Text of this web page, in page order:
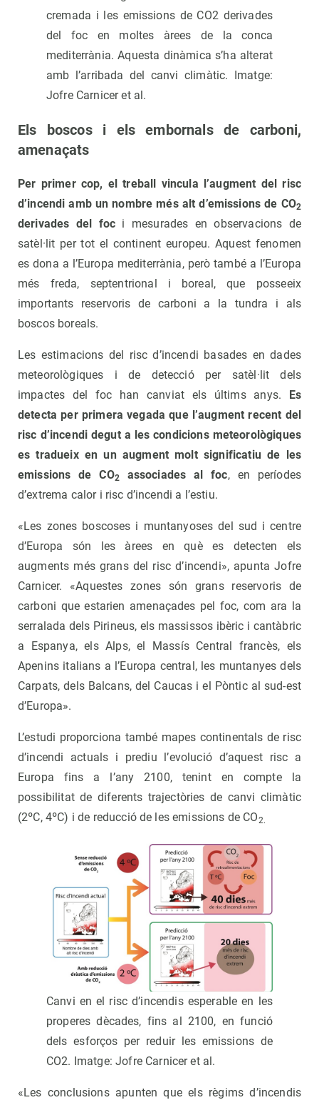
cremada i les emissions de CO2 derivades
del foc en moltes àrees de la conca
mediterrània. Aquesta dinàmica s’ha alterat
amb l’arribada del canvi climàtic. Imatge:
Jofre Carnicer et al.
Els boscos i els embornals de carboni,
amenaçats
Per primer cop, el treball vincula l’augment del risc
d’incendi amb un nombre més alt d’emissions de CO2
derivades del foc i mesurades en observacions de
satèl·lit per tot el continent europeu. Aquest fenomen
es dona a l’Europa mediterrània, però també a l’Europa
més freda, septentrional i boreal, que posseeix
importants reservoris de carboni a la tundra i als
boscos boreals.
Les estimacions del risc d’incendi basades en dades
meteorològiques i de detecció per satèl·lit dels
impactes del foc han canviat els últims anys. Es
detecta per primera vegada que l’augment recent del
risc d’incendi degut a les condicions meteorològiques
es tradueix en un augment molt significatiu de les
emissions de CO2 associades al foc, en períodes
d’extrema calor i risc d’incendi a l’estiu.
«Les zones boscoses i muntanyoses del sud i centre
d’Europa són les àrees en què es detecten els
augments més grans del risc d’incendi», apunta Jofre
Carnicer. «Aquestes zones són grans reservoris de
carboni que estarien amenaçades pel foc, com ara la
serralada dels Pirineus, els massissos ibèric i cantàbric
a Espanya, els Alps, el Massís Central francès, els
Apenins italians a l’Europa central, les muntanyes dels
Carpats, dels Balcans, del Caucas i el Pòntic al sud-est
d’Europa».
L’estudi proporciona també mapes continentals de risc
d’incendi actuals i prediu l’evolució d’aquest risc a
Europa fins a l’any 2100, tenint en compte la
possibilitat de diferents trajectòries de canvi climàtic
(2ºC, 4ºC) i de reducció de les emissions de CO2.
Canvi en el risc d’incendis esperable en les
properes dècades, fins al 2100, en funció
dels esforços per reduir les emissions de
CO2. Imatge: Jofre Carnicer et al.
«Les conclusions apunten que els règims d’incendis